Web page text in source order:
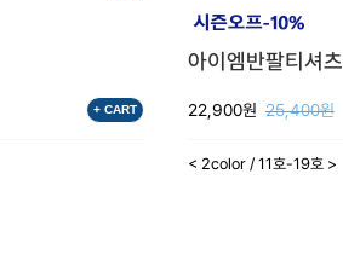
+ CART
아이엠반팔티셔츠
22,900원 25,400원
< 2color / 11호-19호 >